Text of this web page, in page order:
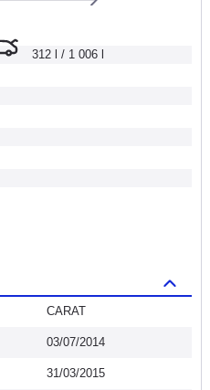
312 l / 1 006 l
CARAT
03/07/2014
31/03/2015